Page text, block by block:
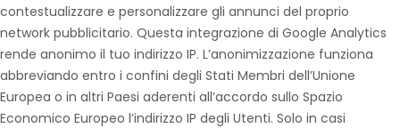
contestualizzare e personalizzare gli annunci del proprio
network pubblicitario. Questa integrazione di Google Analytics
rende anonimo il tuo indirizzo IP. L’anonimizzazione funziona
abbreviando entro i confini degli Stati Membri dell’Unione
Europea o in altri Paesi aderenti all’accordo sullo Spazio
Economico Europeo l’indirizzo IP degli Utenti. Solo in casi